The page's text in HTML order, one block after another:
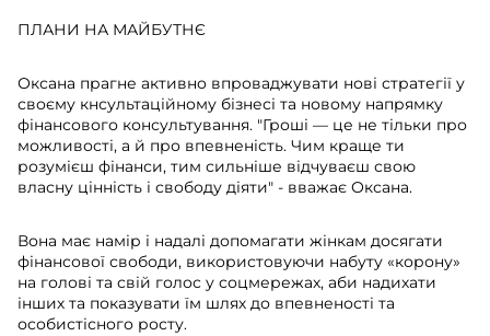
ПЛАНИ НА МАЙБУТНЄ
Оксана прагне активно впроваджувати нові стратегії у
своєму кнсультаційному бізнесі та новому напрямку
фінансового консультування. "Гроші — це не тільки про
можливості, а й про впевненість. Чим краще ти
розумієш фінанси, тим сильніше відчуваєш свою
власну цінність і свободу діяти" - вважає Оксана.
Вона має намір і надалі допомагати жінкам досягати
фінансової свободи, використовуючи набуту «корону»
на голові та свій голос у соцмережах, аби надихати
інших та показувати їм шлях до впевненості та
особистісного росту.